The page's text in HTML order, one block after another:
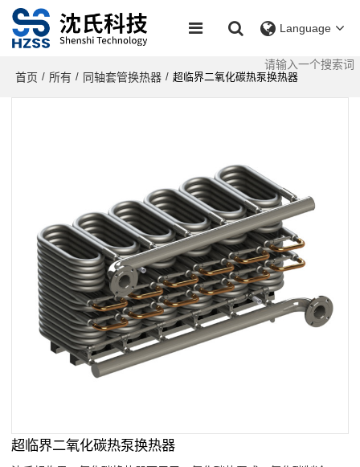
Language
首页 / 所有 / 同轴套管换热器 / 超临界二氧化碳热泵换热器
超临界二氧化碳热泵换热器